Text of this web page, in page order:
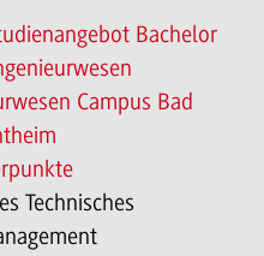
Bachelor
Campus Bad
Technisches